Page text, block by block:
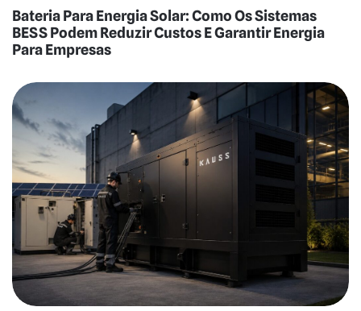
Bateria Para Energia Solar: Como Os Sistemas
BESS Podem Reduzir Custos E Garantir Energia
Para Empresas